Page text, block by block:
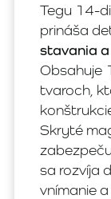
Tegu 14-
prináša
stavania
Obsahuje
tvaroch,
Skryté
sa rozvíja
vnímanie